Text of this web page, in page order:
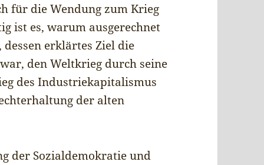
für die Wendung zum Krieg
ist es, warum ausgerechnet
erklärtes Ziel die
den Weltkrieg durch seine
des Industriekapitalismus
der alten
der Sozialdemokratie und